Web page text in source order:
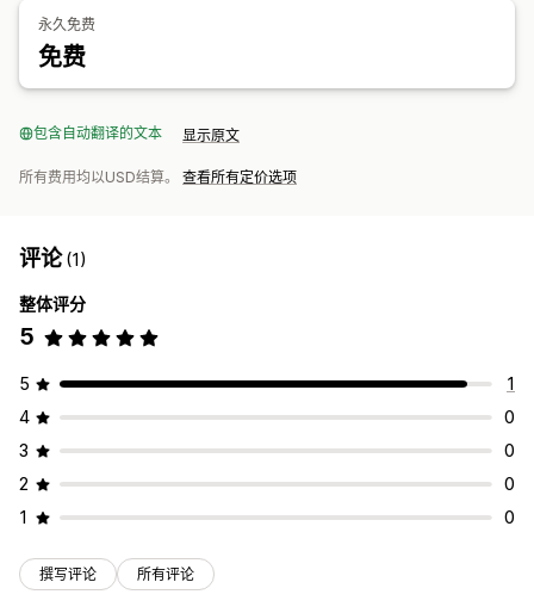
延交订单
通知和分析
洞察 电子邮件通知
永久免费
免费
包含自动翻译的文本 显示原文
所有费用均以USD结算。 查看所有定价选项
评论(1)
整体评分
5
5
1
4
0
3
0
2
0
1
0
撰写评论 所有评论